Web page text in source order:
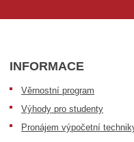
INFORMACE
Věrnostní program
Výhody pro studenty
Pronájem výpočetní